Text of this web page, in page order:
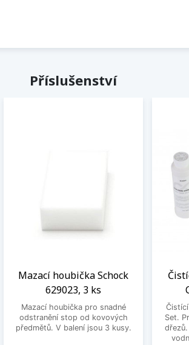
Příslušenství
Mazací houbička Schock
629023, 3 ks
Mazací houbička pro snadné
odstranění stop od kovových
předmětů. V balení jsou 3 kusy.
Set.